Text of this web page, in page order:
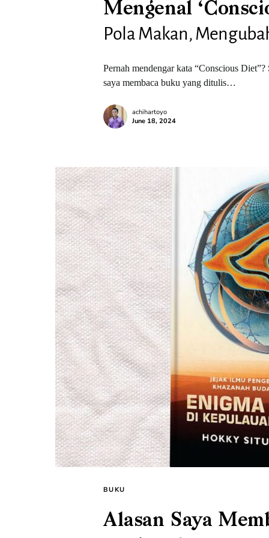
Mengenal
Pola Makan,
Pernah mendengar kata “Conscious
saya membaca buku yang ditulis…
achihartoyo
June 18, 2024
BUKU
Alasan Saya